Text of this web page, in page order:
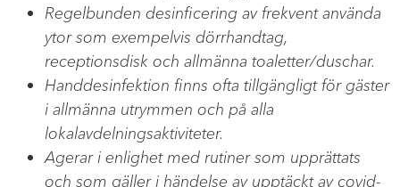
Regelbunden desinficering av frekvent använda
ytor som exempelvis dörrhandtag,
receptionsdisk och allmänna toaletter/duschar.
Handdesinfektion finns ofta tillgängligt för gäster
i allmänna utrymmen och på alla
lokalavdelningsaktiviteter.
Agerar i enlighet med rutiner som upprättats
och som gäller i händelse av upptäckt av covid-